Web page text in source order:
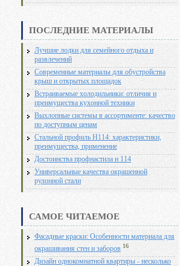
ПОСЛЕДНИЕ МАТЕРИАЛЫ
Лучшие лодки для семейного отдыха и
развлечений
Современные материалы для обустройства
крыш и открытых площадок
Встраиваемые холодильники: отличия и
преимущества кухонной техники
Выхлопные системы в ассортименте: качество
по доступным ценам
Стальной профиль Н114: характеристики,
преимущества, применение
Достоинства профнастила н 114
Универсальные качества окрашенной
рулонной стали
САМОЕ ЧИТАЕМОЕ
Фасадные краски: Особенности материала для
окрашивания стен и заборов 16
Дизайн однокомнатной квартиры - несколько